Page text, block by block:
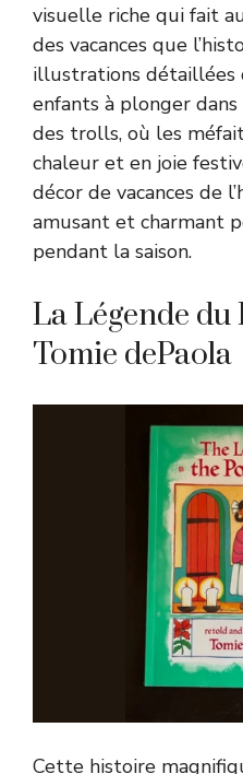
visuelle riche qui fait
des vacances que
illustrations
enfants à plonger
des trolls, où les
chaleur et en joie
décor de vacances de
amusant et charmant
pendant la saison.
La Légende du
Tomie dePaola
Cette histoire